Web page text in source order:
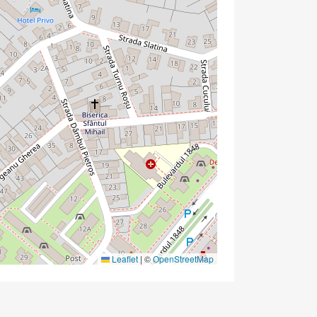
Leaflet | ©OpenStreetMap